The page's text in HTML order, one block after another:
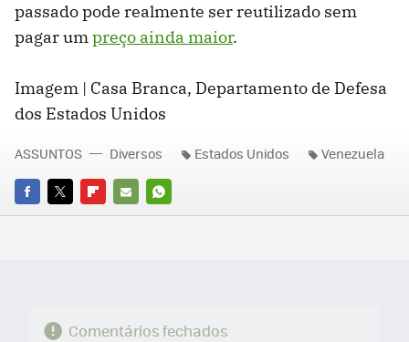
passado pode realmente ser reutilizado sem
pagar umpreço ainda maior.
Imagem | Casa Branca, Departamento de Defesa
dos Estados Unidos
FACEBOOK
TWITTERFLIPBOARD
E-
WHATSAPP
ASSUNTOS Diversos Estados Unidos Venezuela
Comentários fechados